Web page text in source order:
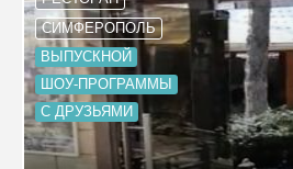
СИМФЕРОПОЛЬ
ВЫПУСКНОЙ
ШОУ-ПРОГРАММЫ
С ДРУЗЬЯМИ